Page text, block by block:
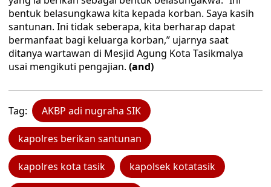
bentuk belasungkawa kita kepada korban. Saya kasih
santunan. Ini tidak seberapa, kita berharap dapat
bermanfaat bagi keluarga korban,” ujarnya saat
ditanya wartawan di Mesjid Agung Kota Tasikmalya
usai mengikuti pengajian. (and)
Tag: AKBP adi nugraha SIK
kapolres berikan santunan
kapolres kota tasik kapolsek kotatasik